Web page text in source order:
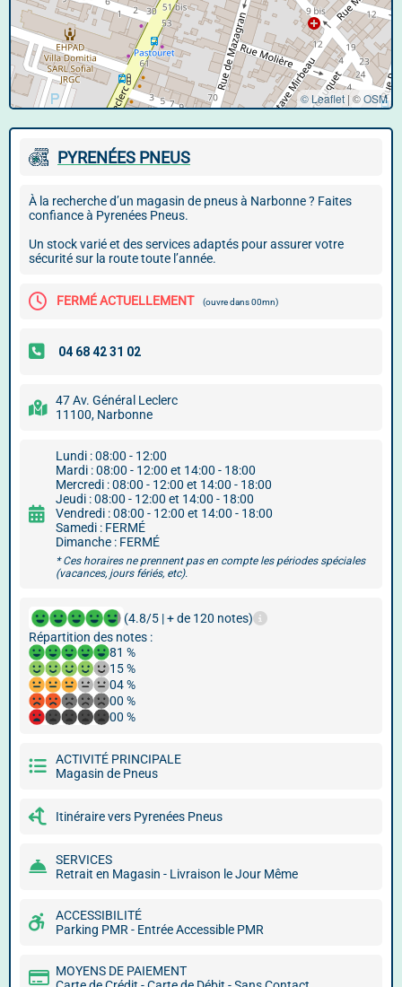
© Leaflet | ©OSM
PYRENÉES PNEUS
À la recherche d’un magasin de pneus à Narbonne ? Faites
confiance à Pyrenées Pneus.
Un stock varié et des services adaptés pour assurer votre
sécurité sur la route toute l’année.
FERMÉ ACTUELLEMENT (ouvre dans 00mn)
47 Av. Général Leclerc
11100, Narbonne
Lundi : 08:00 - 12:00
Mardi : 08:00 - 12:00 et 14:00 - 18:00
Mercredi : 08:00 - 12:00 et 14:00 - 18:00
Jeudi : 08:00 - 12:00 et 14:00 - 18:00
Vendredi : 08:00 - 12:00 et 14:00 - 18:00
Samedi : FERMÉ
Dimanche : FERMÉ
* Ces horaires ne prennent pas en compte les périodes spéciales
(vacances, jours fériés, etc).
(4.8/5 | + de 120 notes)
Répartition des notes :
81 %
15 %
04 %
00 %
00 %
ACTIVITÉ PRINCIPALE
Magasin de Pneus
Itinéraire vers Pyrenées Pneus
SERVICES
Retrait en Magasin - Livraison le Jour Même
ACCESSIBILITÉ
Parking PMR - Entrée Accessible PMR
MOYENS DE PAIEMENT